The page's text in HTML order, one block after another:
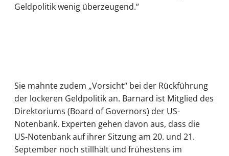
Geldpolitik wenig überzeugend.“
Sie mahnte zudem „Vorsicht“ bei der Rückführung
der lockeren Geldpolitik an. Barnard ist Mitglied des
Direktoriums (Board of Governors) der US-
Notenbank. Experten gehen davon aus, dass die
US-Notenbank auf ihrer Sitzung am 20. und 21.
September noch stillhält und frühestens im